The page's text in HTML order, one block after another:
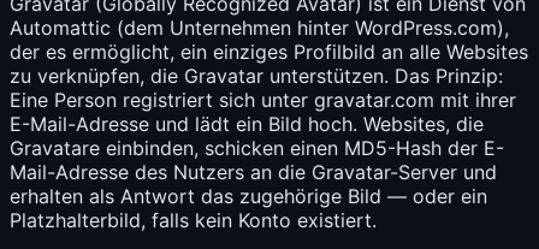
Automattic (dem Unternehmen hinter WordPress.com),
der es ermöglicht, ein einziges Profilbild an alle Websites
zu verknüpfen, die Gravatar unterstützen. Das Prinzip:
Eine Person registriert sich unter gravatar.com mit ihrer
E-Mail-Adresse und lädt ein Bild hoch. Websites, die
Gravatare einbinden, schicken einen MD5-Hash der E-
Mail-Adresse des Nutzers an die Gravatar-Server und
erhalten als Antwort das zugehörige Bild — oder ein
Platzhalterbild, falls kein Konto existiert.